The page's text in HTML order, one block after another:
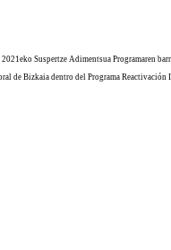
Suspertze Adimentsua Programaren
de Bizkaia dentro del Programa Reactivación